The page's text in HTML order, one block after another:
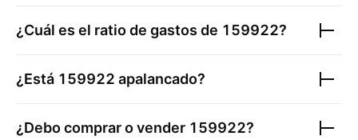
¿Cuál es el ratio de gastos de 159922?
¿Está 159922 apalancado?
¿Debo comprar o vender 159922?